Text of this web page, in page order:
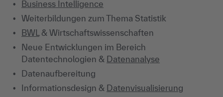
Business Intelligence
Weiterbildungen zum Thema Statistik
BWL & Wirtschaftswissenschaften
Neue Entwicklungen im Bereich
Datentechnologien & Datenanalyse
Datenaufbereitung
Informationsdesign & Datenvisualisierung